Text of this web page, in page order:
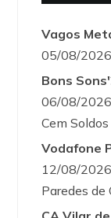
Vagos
05/08/
Bons
06/08/
Cem
Vodafone
12/08/
Paredes de